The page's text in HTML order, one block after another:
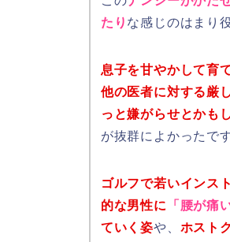
たり な感じのはまり
息子を甘やかして育
他の医者に対する厳
っと嫌がらせとかも
が抜群によかったです
ゴルフで若いインス
的な男性に
「腰が痛
ていく姿や、 ホスト